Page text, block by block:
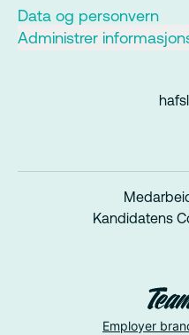
Data og personvern
Administrer
Kandidatens
Employer